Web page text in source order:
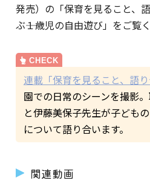
発売）の「保育を見ること、
ぶ――１歳児の自由遊び」をご覧
連載「保育を見ること、語り
園での日常のシーンを撮影
と伊藤美保子先生が子ども
について語り合います。
関連動画